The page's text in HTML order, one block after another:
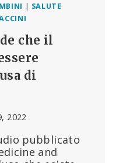
| SALUTE
che il
di
2022
pubblicato
and